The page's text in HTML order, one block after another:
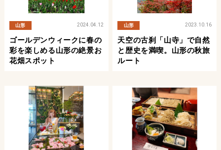
山形 2024.04.12
ゴールデンウィークに春の
彩を楽しめる山形の絶景お
花畑スポット
山形 2023.10.16
天空の古刹「山寺」で自然
と歴史を満喫。山形の秋旅
ルート